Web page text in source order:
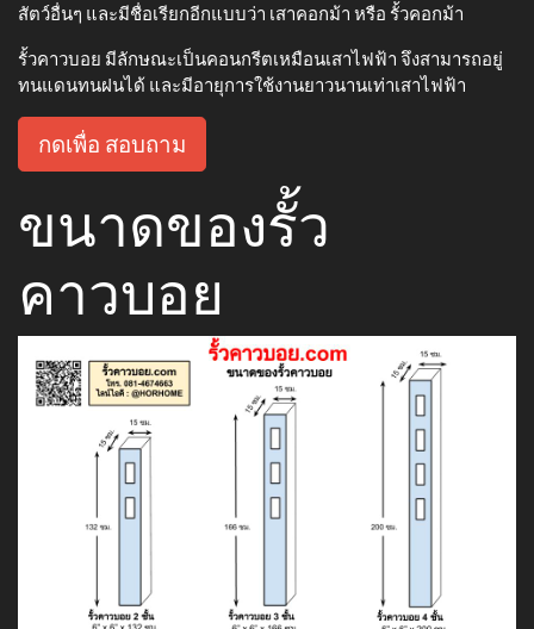
สัตว์อื่นๆ และมีชื่อเรียกอีกแบบว่า เสาคอกม้า หรือ รั้วคอกม้า
รั้วคาวบอย มีลักษณะเป็นคอนกรีตเหมือนเสาไฟฟ้า จึงสามารถอยู่
ทนแดนทนฝนได้ และมีอายุการใช้งานยาวนานเท่าเสาไฟฟ้า
กดเพื่อ สอบถาม
ขนาดของรั้ว
คาวบอย